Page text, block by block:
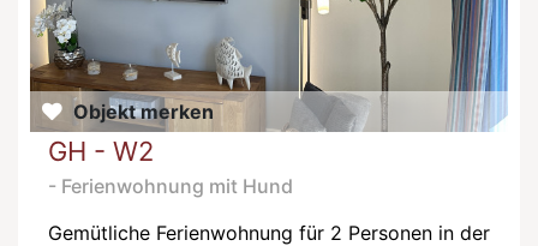
Objekt merken
GH - W2
- Ferienwohnung mit Hund
Gemütliche Ferienwohnung für 2 Personen in der